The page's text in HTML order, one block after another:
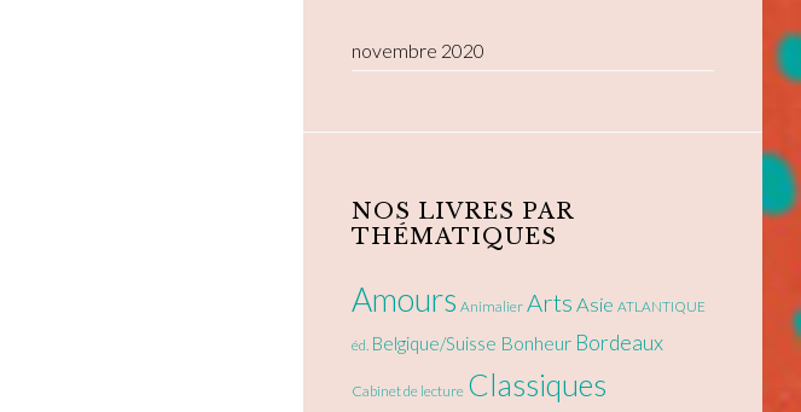
novembre 2020
NOS LIVRES PAR
THÉMATIQUES
Amours Animalier Arts Asie ATLANTIQUE
éd. Belgique/Suisse Bonheur Bordeaux
Cabinet de lecture Classiques